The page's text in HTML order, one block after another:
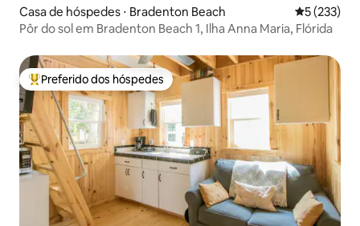
Casa de hóspedes ⋅ Bradenton Beach 5 de uma
5 (233)
Pôr do sol em Bradenton Beach 1, Ilha Anna Maria, Flórida
Entre os melhores preferidos dos hóspedes
Preferido dos hóspedes